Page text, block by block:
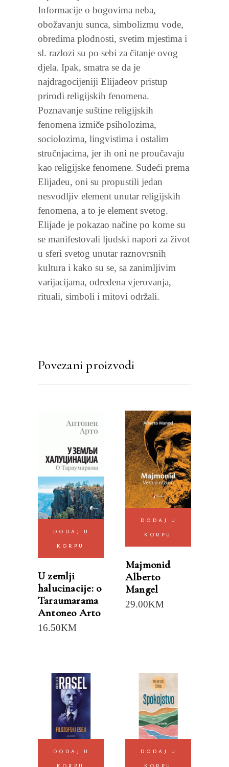
Informacije o bogovima neba,
obožavanju sunca, simbolizmu vode,
obredima plodnosti, svetim mjestima i
sl. razlozi su po sebi za čitanje ovog
djela. Ipak, smatra se da je
najdragocijeniji Elijadeov pristup
prirodi religijskih fenomena.
Poznavanje suštine religijskih
fenomena izmiče psiholozima,
sociolozima, lingvistima i ostalim
stručnjacima, jer ih oni ne proučavaju
kao religijske fenomene. Sudeći prema
Elijadeu, oni su propustili jedan
nesvodljiv element unutar religijskih
fenomena, a to je element svetog.
Elijade je pokazao načine po kome su
se manifestovali ljudski napori za život
u sferi svetog unutar raznovrsnih
kultura i kako su se, sa zanimljivim
varijacijama, određena vjerovanja,
rituali, simboli i mitovi održali.
Povezani proizvodi
DODAJ U
KORPU
U zemlji
halucinacije: o
Taraumarama
Antoneo Arto
16.50KM
DODAJ U
KORPU
Majmonid
Alberto
Mangel
29.00KM
DODAJ U DODAJ U